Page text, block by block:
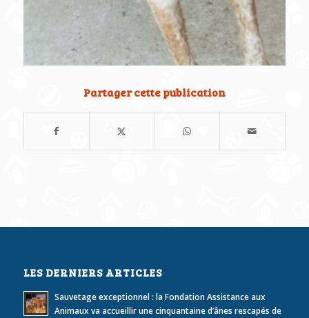
Partager cette publication
LES DERNIERS ARTICLES
Sauvetage exceptionnel : la Fondation Assistance aux
Animaux va accueillir une cinquantaine d’ânes rescapés de